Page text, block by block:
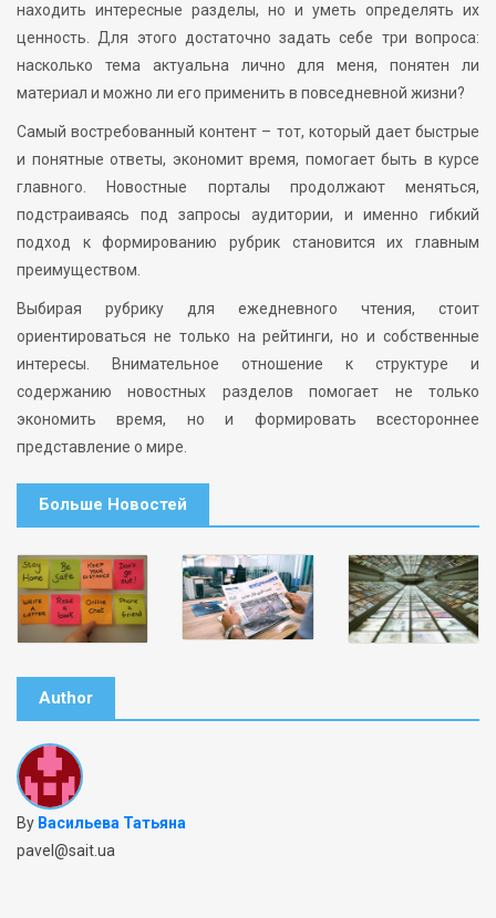
находить интересные разделы, но и уметь определять их
ценность. Для этого достаточно задать себе три вопроса:
насколько тема актуальна лично для меня, понятен ли
материал и можно ли его применить в повседневной жизни?
Самый востребованный контент – тот, который дает быстрые
и понятные ответы, экономит время, помогает быть в курсе
главного. Новостные порталы продолжают меняться,
подстраиваясь под запросы аудитории, и именно гибкий
подход к формированию рубрик становится их главным
преимуществом.
Выбирая рубрику для ежедневного чтения, стоит
ориентироваться не только на рейтинги, но и собственные
интересы. Внимательное отношение к структуре и
содержанию новостных разделов помогает не только
экономить время, но и формировать всестороннее
представление о мире.
Больше Новостей
Author
By Васильева Татьяна
pavel@sait.ua